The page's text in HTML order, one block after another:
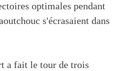
optimales pendant
s'écrasaient dans
a fait le tour de trois